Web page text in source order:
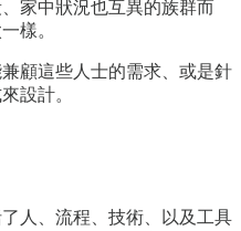
家中狀況也互異的族群而
樣。
顧這些人士的需求、或是針
設計。
人、流程、技術、以及工具